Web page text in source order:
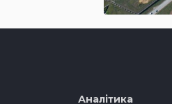
Аналітика